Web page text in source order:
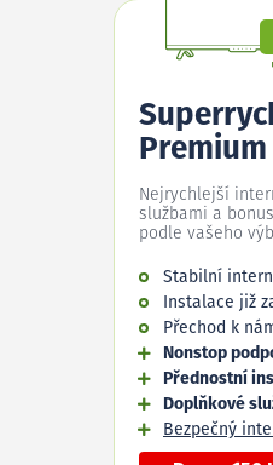
Nejrychlejší
službami a
podle vašeho
Stabilní
Instalace již
Přechod k
Nonstop
Přednostní
Doplňkové
Bezpečný